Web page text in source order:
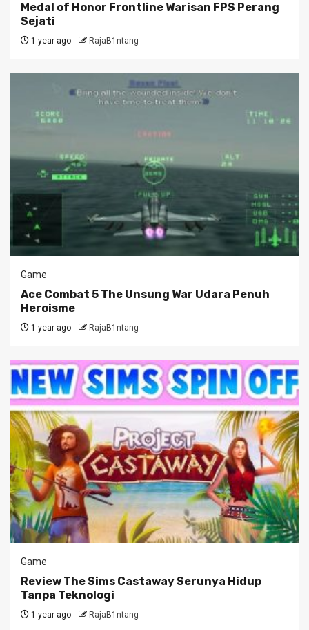
Medal of Honor Frontline Warisan FPS Perang
Sejati
1 year ago RajaB1ntang
Game
Ace Combat 5 The Unsung War Udara Penuh
Heroisme
1 year ago RajaB1ntang
Game
Review The Sims Castaway Serunya Hidup
Tanpa Teknologi
1 year ago RajaB1ntang